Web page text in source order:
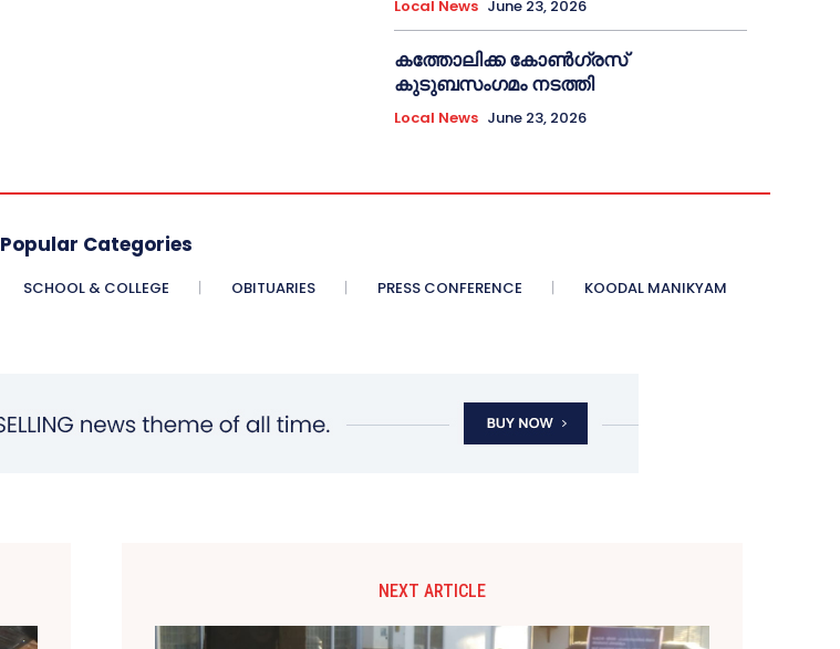
Local News June 23, 2026
കത്തോലിക്ക കോൺഗ്രസ്
കുടുബസംഗമം നടത്തി
Local News June 23, 2026
Popular Categories
SCHOOL & COLLEGE OBITUARIES PRESS CONFERENCE KOODAL MANIKYAM
NEXT ARTICLE